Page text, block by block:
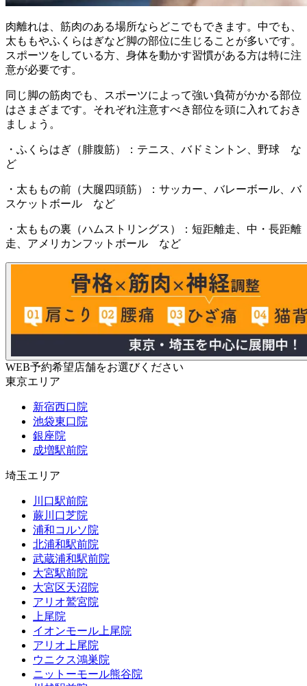
肉離れは、筋肉のある場所ならどこでもできます。中でも、
太ももやふくらはぎなど脚の部位に生じることが多いです。
スポーツをしている方、身体を動かす習慣がある方は特に注
意が必要です。
同じ脚の筋肉でも、スポーツによって強い負荷がかかる部位
はさまざまです。それぞれ注意すべき部位を頭に入れておき
ましょう。
・ふくらはぎ（腓腹筋）：テニス、バドミントン、野球 な
ど
・太ももの前（大腿四頭筋）：サッカー、バレーボール、バ
スケットボール など
・太ももの裏（ハムストリングス）：短距離走、中・長距離
走、アメリカンフットボール など
WEB予約希望店舗をお選びください
東京エリア
新宿西口院
池袋東口院
銀座院
成増駅前院
埼玉エリア
川口駅前院
蕨川口芝院
浦和コルソ院
北浦和駅前院
武蔵浦和駅前院
大宮駅前院
大宮区天沼院
アリオ鷲宮院
上尾院
イオンモール上尾院
アリオ上尾院
ウニクス鴻巣院
ニットーモール熊谷院